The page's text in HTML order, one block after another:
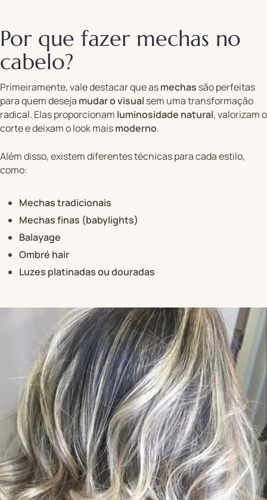
Por que fazer mechas no
cabelo?
Primeiramente, vale destacar que asmechas são perfeitas
para quem deseja mudar o visual sem uma transformação
radical. Elas proporcionam luminosidade natural, valorizam o
corte e deixam o look maismoderno.
Além disso, existem diferentes técnicas para cada estilo,
como:
Mechas tradicionais
Mechas finas (babylights)
Balayage
Ombré hair
Luzes platinadas ou douradas